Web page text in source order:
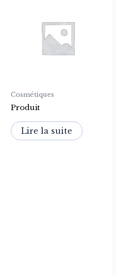
Cosmétiques
Produit
Lire la suite